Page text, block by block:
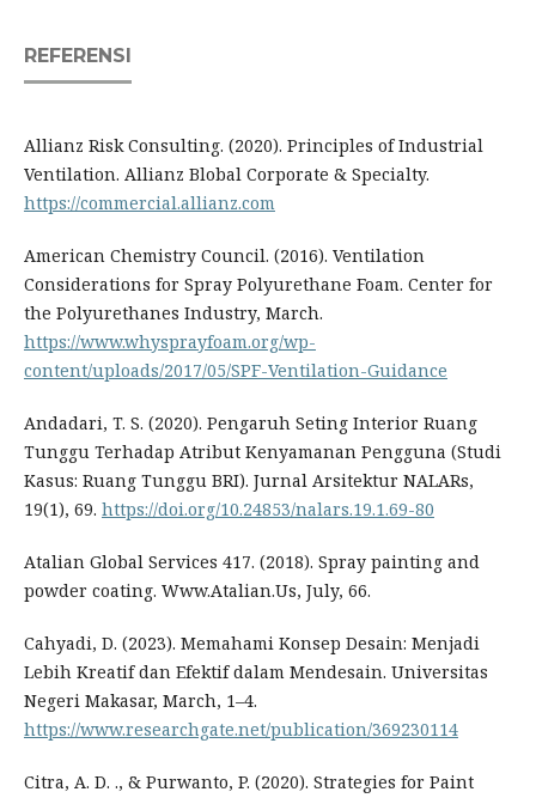
REFERENSI
Allianz Risk Consulting. (2020). Principles of Industrial
Ventilation. Allianz Blobal Corporate & Specialty.
https://commercial.allianz.com
American Chemistry Council. (2016). Ventilation
Considerations for Spray Polyurethane Foam. Center for
the Polyurethanes Industry, March.
https://www.whysprayfoam.org/wp-
content/uploads/2017/05/SPF-Ventilation-Guidance
Andadari, T. S. (2020). Pengaruh Seting Interior Ruang
Tunggu Terhadap Atribut Kenyamanan Pengguna (Studi
Kasus: Ruang Tunggu BRI). Jurnal Arsitektur NALARs,
19(1), 69. https://doi.org/10.24853/nalars.19.1.69-80
Atalian Global Services 417. (2018). Spray painting and
powder coating. Www.Atalian.Us, July, 66.
Cahyadi, D. (2023). Memahami Konsep Desain: Menjadi
Lebih Kreatif dan Efektif dalam Mendesain. Universitas
Negeri Makasar, March, 1–4.
https://www.researchgate.net/publication/369230114
Citra, A. D. ., & Purwanto, P. (2020). Strategies for Paint